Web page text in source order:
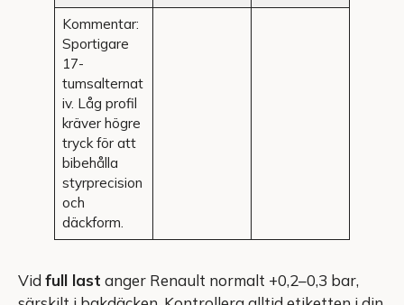
Kommentar:
Sportigare
17-
tumsalternat
iv. Låg profil
kräver högre
tryck för att
bibehålla
styrprecision
och
däckform.
Vid full last anger Renault normalt +0,2–0,3 bar,